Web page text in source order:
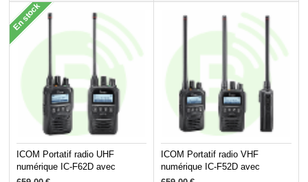
En stock
ICOM Portatif radio UHF
numérique IC-F62D avec
afficheur
ICOM Portatif radio VHF
numérique IC-F52D avec
afficheur